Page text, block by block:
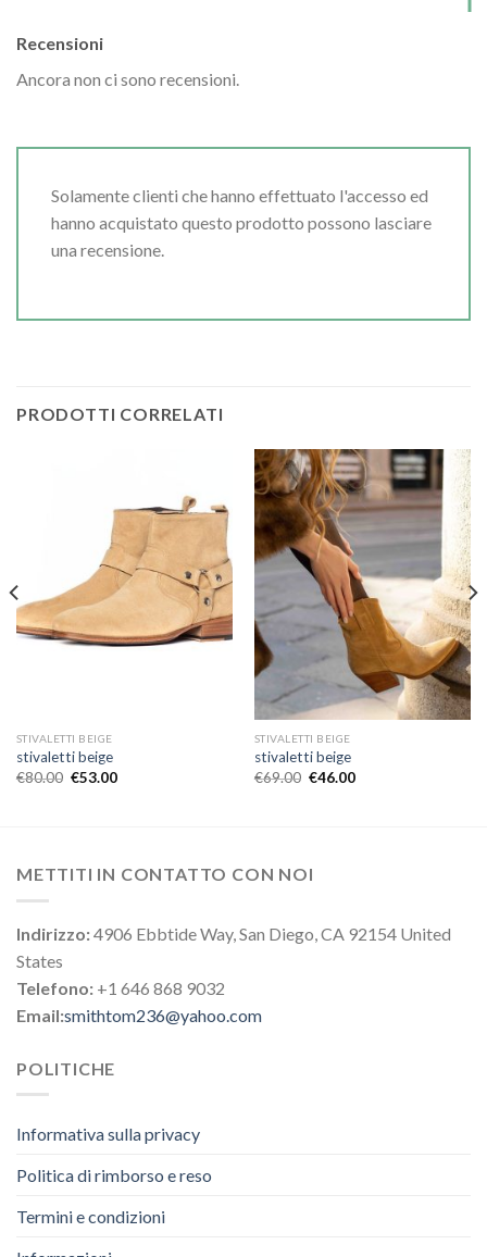
Recensioni
Ancora non ci sono recensioni.
Solamente clienti che hanno effettuato l'accesso ed
hanno acquistato questo prodotto possono lasciare
una recensione.
PRODOTTI CORRELATI
STIVALETTI BEIGE
stivaletti beige
€80.00 €53.00
STIVALETTI BEIGE
stivaletti beige
€69.00 €46.00
METTITI IN CONTATTO CON NOI
Indirizzo:4906 Ebbtide Way, San Diego, CA 92154 United
States
Telefono: +1 646 868 9032
Email:smithtom236@yahoo.com
POLITICHE
Informativa sulla privacy
Politica di rimborso e reso
Termini e condizioni